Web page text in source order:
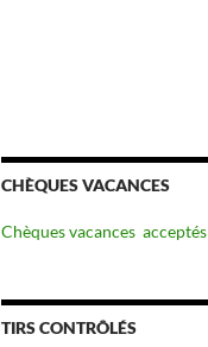
CHÈQUES VACANCES
Chèques vacances acceptés
TIRS CONTRÔLÉS